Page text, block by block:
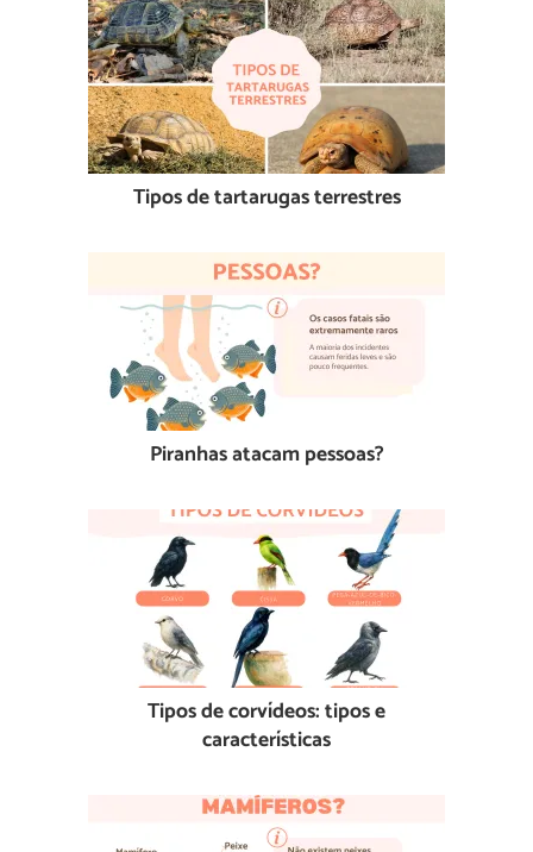
Tipos de tartarugas terrestres
Piranhas atacam pessoas?
Tipos de corvídeos: tipos e
características